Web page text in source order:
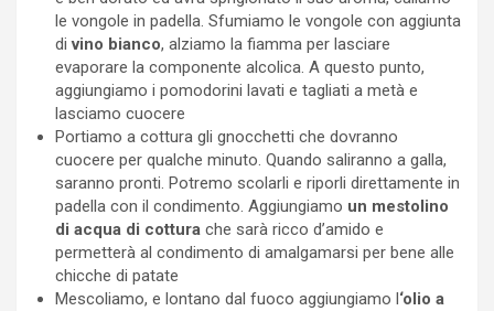
le vongole in padella. Sfumiamo le vongole con aggiunta
di vino bianco, alziamo la fiamma per lasciare
evaporare la componente alcolica. A questo punto,
aggiungiamo i pomodorini lavati e tagliati a metà e
lasciamo cuocere
Portiamo a cottura gli gnocchetti che dovranno
cuocere per qualche minuto. Quando saliranno a galla,
saranno pronti. Potremo scolarli e riporli direttamente in
padella con il condimento. Aggiungiamo un mestolino
di acqua di cottura che sarà ricco d’amido e
permetterà al condimento di amalgamarsi per bene alle
chicche di patate
Mescoliamo, e lontano dal fuoco aggiungiamo l‘olio a